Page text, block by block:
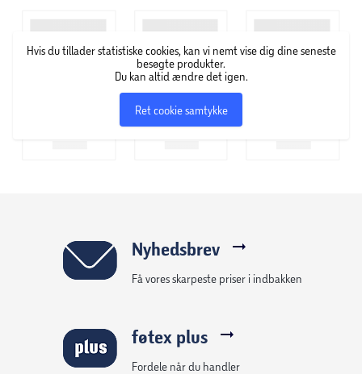
Hvis du tillader statistiske cookies, kan vi nemt vise dig dine seneste
besøgte produkter.
Du kan altid ændre det igen.
Ret cookie samtykke
Nyhedsbrev
Få vores skarpeste priser i indbakken
føtex plus
Fordele når du handler